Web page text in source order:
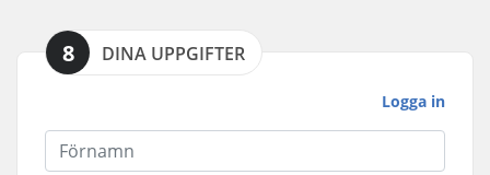
8 DINA UPPGIFTER
Logga in